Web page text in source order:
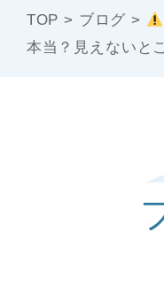
TOP > ブログ >
本当？見えないと